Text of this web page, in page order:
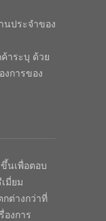
นประจำของ
าระบุ ด้วย
งการของ
นเพื่อตอบ
มี่ยม
ต่างกว่าที่
องการ